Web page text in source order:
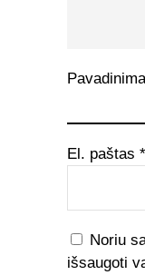
El. paštas *
Noriu
išsaugoti